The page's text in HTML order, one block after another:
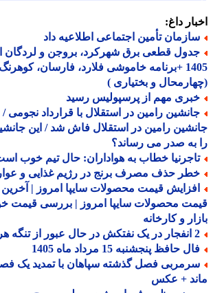
داغ:
تأمین اجتماعی اطلاعیه داد
1405 +برنامه خاموشی فلارد، فارسان، کوهرنگ،
و بختیاری )
مهم از پرسپولیس رسید
رامین در استقلال با قرارداد نجومی /
رامین در استقلال فاش شد / این جانشین
به صدر می رساند؟
خطاب به هواداران: حال تیم خوب
حذف مصرف برنج در رژیم غذایی و عوارض
قیمت محصولات سایپا امروز | آخرین
محصولات سایپا امروز | بررسی قیمت
و کارخانه
حافظ پنجشنبه 15 مرداد ماه 1405
فصل گذشته سپاهان با تمدید یک فصل
+ عکس